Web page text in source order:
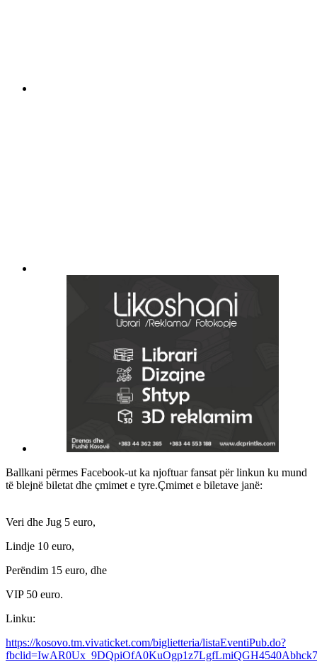
Ballkani përmes Facebook-ut ka njoftuar fansat për linkun ku mund
të blejnë biletat dhe çmimet e tyre.Çmimet e biletave janë:
Veri dhe Jug 5 euro,
Lindje 10 euro,
Perëndim 15 euro, dhe
VIP 50 euro.
Linku:
https://kosovo.tm.vivaticket.com/biglietteria/listaEventiPub.do?